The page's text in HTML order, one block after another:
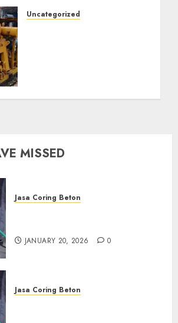
Uncategorized
MISSED
Jasa Coring Beton
JANUARY 20, 2026 0
Jasa Coring Beton